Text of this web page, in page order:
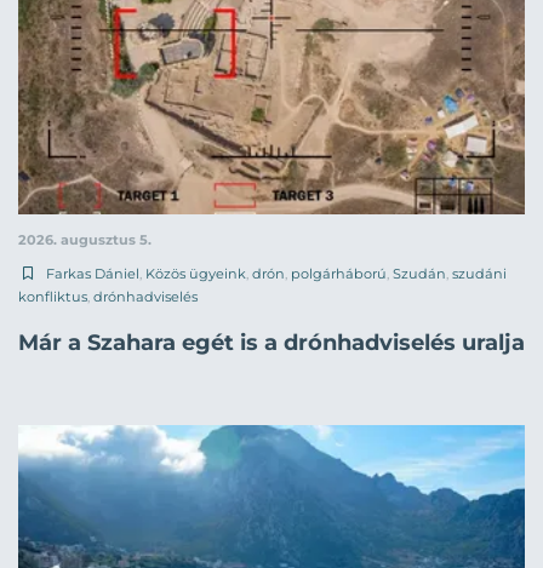
2026. augusztus 5.
Farkas Dániel Közös ügyeink drón polgárháború Szudán szudáni
konfliktus drónhadviselés
Már a Szahara egét is a drónhadviselés uralja